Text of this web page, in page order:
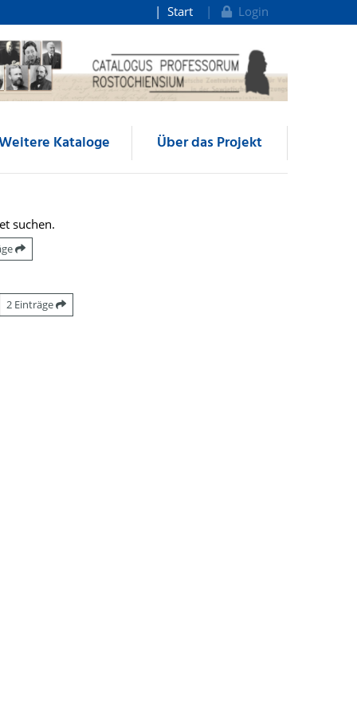
Start Login
Kataloge Über das Projekt
suchen.
2 Einträge